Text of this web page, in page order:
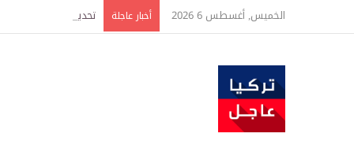
الخميس, أغسطس 6 2026 أخبار عاجلة